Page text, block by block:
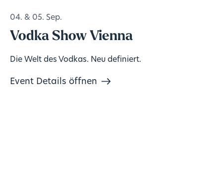
04. & 05. Sep.
Vodka Show Vienna
Die Welt des Vodkas. Neu definiert.
Event Details öffnen